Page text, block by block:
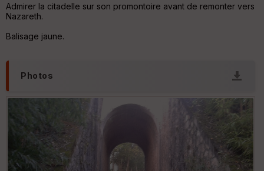
P
le
Ep
ai
ss
Admirer la citadelle sur son promontoire avant de remonter vers
Nazareth.
Balisage jaune.
Photos